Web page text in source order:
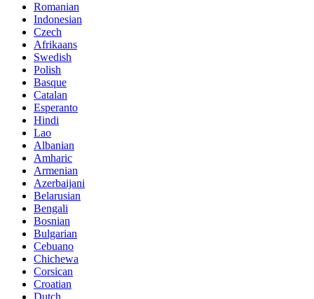
Romanian
Indonesian
Czech
Afrikaans
Swedish
Polish
Basque
Catalan
Esperanto
Hindi
Lao
Albanian
Amharic
Armenian
Azerbaijani
Belarusian
Bengali
Bosnian
Bulgarian
Cebuano
Chichewa
Corsican
Croatian
Dutch